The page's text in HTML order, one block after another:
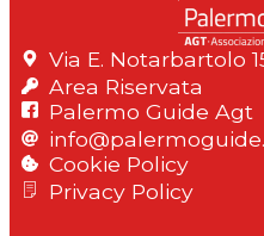
Via E. Notarbartolo
Area Riservata
Palermo Guide Agt
Cookie Policy
Privacy Policy